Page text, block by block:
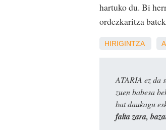
hartuko du. Bi
ordezkaritza
HIRIGINTZA
ATARIA ez da
zuen babesa
bat daukagu
falta zara,